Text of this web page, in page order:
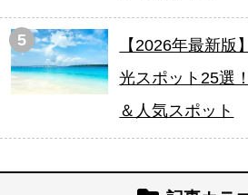
5
【2026年最新版
光スポット25選
＆人気スポット